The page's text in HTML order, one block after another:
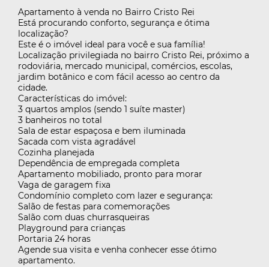
Cadastrar
Apartamento à venda no Bairro Cristo Rei
Está procurando conforto, segurança e ótima
localização?
Este é o imóvel ideal para você e sua família!
Localização privilegiada no bairro Cristo Rei, próximo a
rodoviária, mercado municipal, comércios, escolas,
jardim botânico e com fácil acesso ao centro da
cidade.
Características do imóvel:
3 quartos amplos (sendo 1 suíte master)
3 banheiros no total
Sala de estar espaçosa e bem iluminada
Sacada com vista agradável
Cozinha planejada
Dependência de empregada completa
Apartamento mobiliado, pronto para morar
Vaga de garagem fixa
Condomínio completo com lazer e segurança:
Salão de festas para comemorações
Salão com duas churrasqueiras
Playground para crianças
Portaria 24 horas
Agende sua visita e venha conhecer esse ótimo
apartamento.